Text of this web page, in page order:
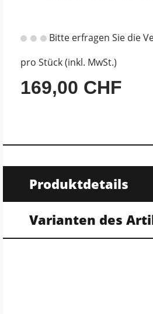
Bitte erfragen Sie die
pro Stück (inkl. MwSt.)
169,00 CHF
Produktdetails
Varianten des